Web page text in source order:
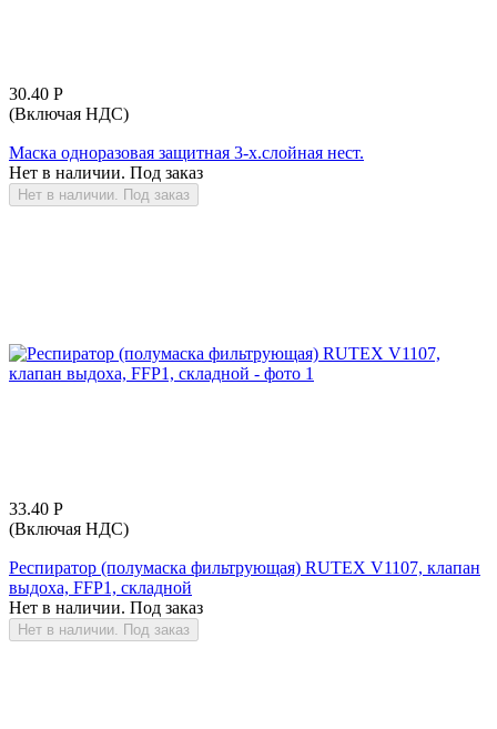
30.40 Р
(Включая НДС)
Маска одноразовая защитная 3-х.слойная нест.
Нет в наличии. Под заказ
Нет в наличии. Под заказ
33.40 Р
(Включая НДС)
Респиратор (полумаска фильтрующая) RUTEX V1107, клапан
выдоха, FFP1, складной
Нет в наличии. Под заказ
Нет в наличии. Под заказ